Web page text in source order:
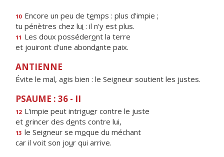
10 Encore un peu de temps : plus d'impie ;
tu pénètres chez lui : il n'y est plus.
11 Les doux posséderont la terre
et jouiront d'une abondante paix.
ANTIENNE
Évite le mal, agis bien : le Seigneur soutient les justes.
PSAUME : 36 - II
12 L'impie peut intriguer contre le juste
et grincer des dents contre lui,
13 le Seigneur se moque du méchant
car il voit son jour qui arrive.